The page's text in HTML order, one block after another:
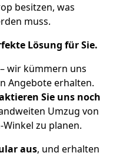
besitzen, was
muss.
Lösung für Sie.
wir kümmern uns
Angebote erhalten.
Sie uns noch
Umzug von
zu planen.
aus, und erhalten